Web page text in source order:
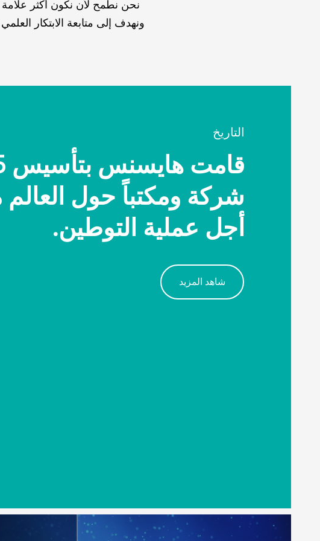
نحن نطمح لأن نكون أكثر
ونهدف إلى متابعة الابتكار
التاريخ
شركة ومكتباً حول
أجل عملية التوطين.
شاهد المزيد